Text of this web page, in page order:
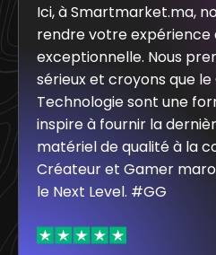
Ici, à Smartmarket.ma,
rendre votre expérience
exceptionnelle. Nous
sérieux et croyons que
Technologie sont une
inspire à fournir la
matériel de qualité à la
Créateur et Gamer
le Next Level. #GG